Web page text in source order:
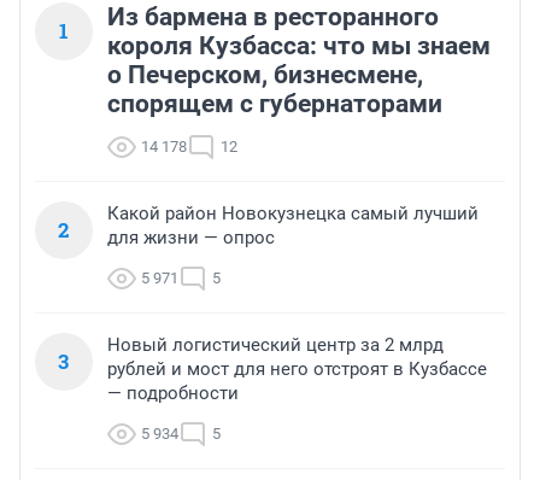
1
Из бармена в ресторанного
короля Кузбасса: что мы знаем
о Печерском, бизнесмене,
спорящем с губернаторами
14 178 12
2
Какой район Новокузнецка самый лучший
для жизни — опрос
5 971 5
3
Новый логистический центр за 2 млрд
рублей и мост для него отстроят в Кузбассе
— подробности
5 934 5